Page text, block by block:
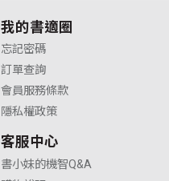
我的書適圈
忘記密碼
訂單查詢
會員服務條款
隱私權政策
客服中心
書小妹的機智Q&A